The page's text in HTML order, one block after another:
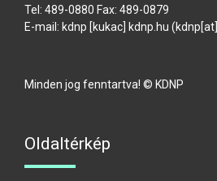
Tel: 489-0880 Fax: 489-0879
E-mail: kdnp [kukac] kdnp.hu
Minden jog fenntartva! © KDNP
Oldaltérkép